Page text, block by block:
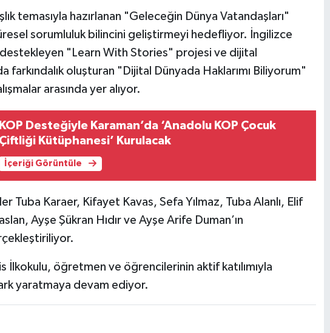
temasıyla hazırlanan "Geleceğin Dünya Vatandaşları"
sorumluluk bilincini geliştirmeyi hedefliyor. İngilizce
"Learn With Stories" projesi ve dijital
farkındalık oluşturan "Dijital Dünyada Haklarımı Biliyorum"
arasında yer alıyor.
KOP Desteğiyle Karaman’da ‘Anadolu KOP Çocuk
Çiftliği Kütüphanesi’ Kurulacak
İçeriği Görüntüle
Tuba Karaer, Kifayet Kavas, Sefa Yılmaz, Tuba Alanlı, Elif
Ayşe Şükran Hıdır ve Ayşe Arife Duman’ın
İlkokulu, öğretmen ve öğrencilerinin aktif katılımıyla
yaratmaya devam ediyor.